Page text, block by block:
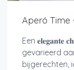
Aperó Time
Een 𝐞𝐥𝐞𝐠𝐚𝐧𝐭𝐞
gevarieerd
bijgerechten,